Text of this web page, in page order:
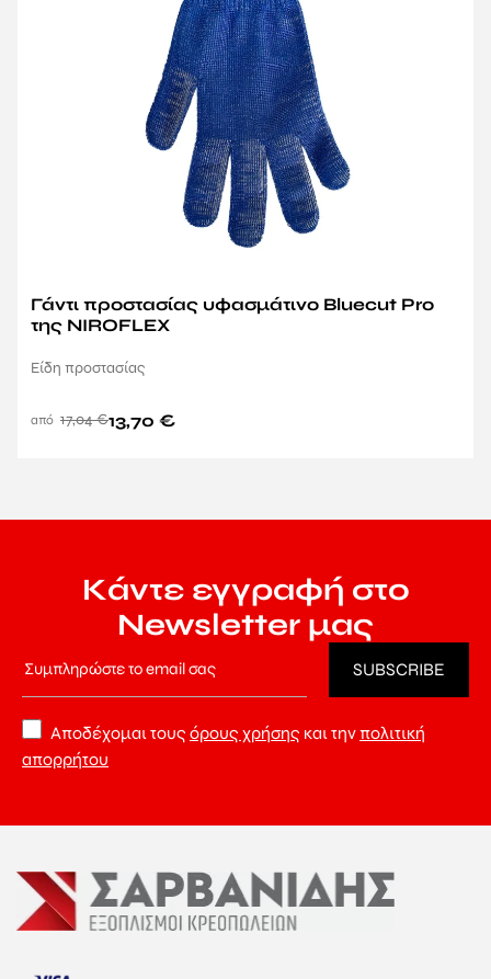
Γάντι προστασίας υφασμάτινο Bluecut Pro
της NIROFLEX
Είδη προστασίας
17,04€13,70 €
Αποδέχομαι τους όρους χρήσης και τηνπολιτική
απορρήτου
Κάντε εγγραφή στο
Newsletter μας